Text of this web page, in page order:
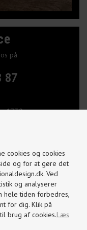
cookies og cookies
og for at gøre det
Ved
og analyserer
hele tiden forbedres,
for dig. Klik på
brug af cookies.Læs
på
87
17.30